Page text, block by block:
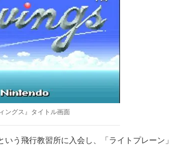
ングス』タイトル画面
う飛行教習所に入会し、「ライトプレーン」